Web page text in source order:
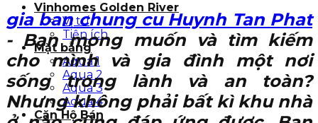
Vinhomes Golden River
Vị trí
Tiện ích
Mặt bằng
Aqua 1
Aqua 2
Aqua 3
Aqua 4
Căn Hộ Bán
gia ban chung cu Huynh Tan Phat
- Bạn mong muốn và tìm kiếm
cho mình và gia đình một nơi
sống trong lành và an toàn?
Nhưng không phải bất kì khu nhà